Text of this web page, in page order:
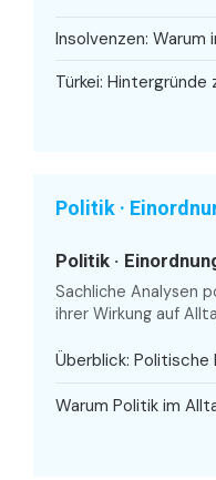
Insolvenzen: Warum
Türkei:
Politik ·
Politik ·
Sachliche Analysen
ihrer Wirkung auf
Überblick: Politische
Warum Politik im